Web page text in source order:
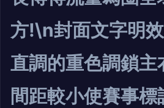
方!\n封面文字明
直調的重色調鎖主
間距較小使賽事